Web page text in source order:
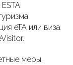
eTA или виза.
меры.